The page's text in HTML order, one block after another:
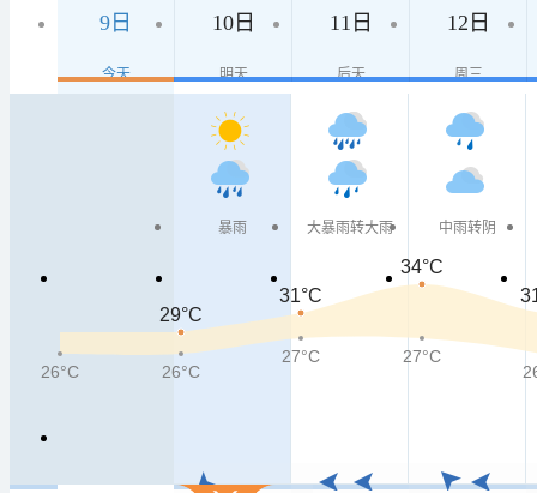
9日
今天
10日
明天
11日
后天
12日
周三
暴雨 大暴雨转大雨 中雨转阴
29°C
31°C
34°C
26°C 26°C
27°C
27°C